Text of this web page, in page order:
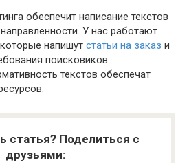
обеспечит написание текстов
У нас работают
напишут статьи на заказ и
поисковиков.
текстов обеспечат
статья? Поделиться с
друзьями: